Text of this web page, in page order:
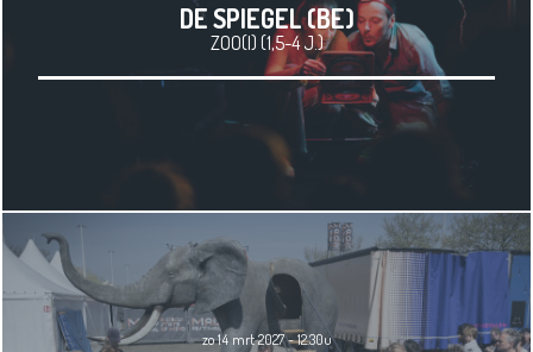
DE SPIEGEL (BE)
ZOO(I) (1,5-4 J.)
zo 14 mrt 2027 - 12.30u